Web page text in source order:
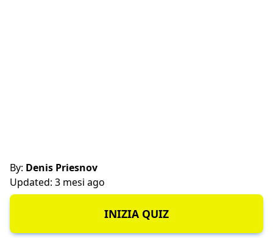
By: Denis Priesnov
Updated: 3 mesi ago
INIZIA QUIZ